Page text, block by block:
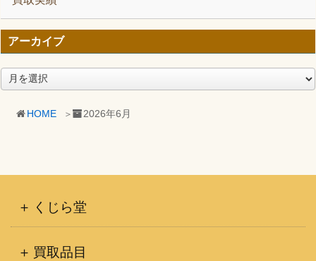
HOME 2026年6月
アーカイブ
ア
ー
くじら堂
買取品目